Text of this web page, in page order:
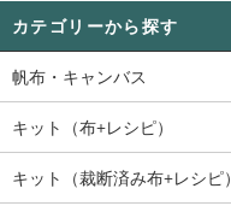
カテゴリーから探す
帆布・キャンバス
キット（布+レシピ）
キット（裁断済み布+レシピ）